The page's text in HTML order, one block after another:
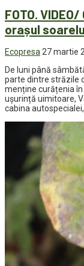
FOTO.
orașul
Ecopresa 27 martie
De luni până
parte dintre străzile
menține curățenia în
ușurință uimitoare,
cabina